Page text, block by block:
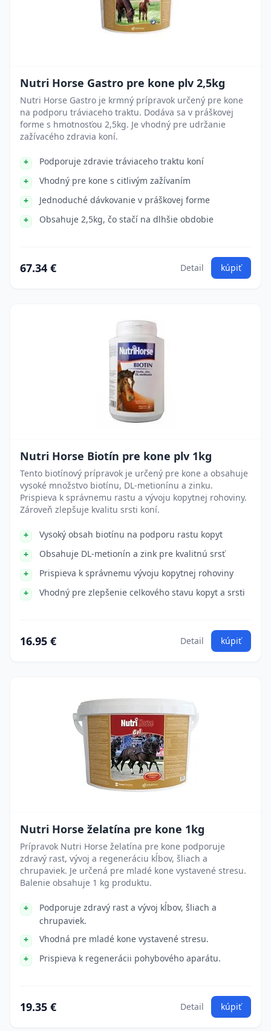
Nutri Horse Gastro pre kone plv 2,5kg
Nutri Horse Gastro je krmný prípravok určený pre kone
na podporu tráviaceho traktu. Dodáva sa v práškovej
forme s hmotnosťou 2,5kg. Je vhodný pre udržanie
zažívacého zdravia koní.
Podporuje zdravie tráviaceho traktu koní
Vhodný pre kone s citlivým zažívaním
Jednoduché dávkovanie v práškovej forme
Obsahuje 2,5kg, čo stačí na dlhšie obdobie
67.34 € Detail kúpiť
Nutri Horse Biotín pre kone plv 1kg
Tento biotínový prípravok je určený pre kone a obsahuje
vysoké množstvo biotínu, DL-metionínu a zinku.
Prispieva k správnemu rastu a vývoju kopytnej rohoviny.
Zároveň zlepšuje kvalitu srsti koní.
Vysoký obsah biotínu na podporu rastu kopyt
Obsahuje DL-metionín a zink pre kvalitnú srsť
Prispieva k správnemu vývoju kopytnej rohoviny
Vhodný pre zlepšenie celkového stavu kopyt a srsti
16.95 € Detail kúpiť
Nutri Horse želatína pre kone 1kg
Prípravok Nutri Horse želatína pre kone podporuje
zdravý rast, vývoj a regeneráciu kĺbov, šliach a
chrupaviek. Je určená pre mladé kone vystavené stresu.
Balenie obsahuje 1 kg produktu.
Podporuje zdravý rast a vývoj kĺbov, šliach a
chrupaviek.
Vhodná pre mladé kone vystavené stresu.
Prispieva k regenerácii pohybového aparátu.
19.35 € Detail kúpiť